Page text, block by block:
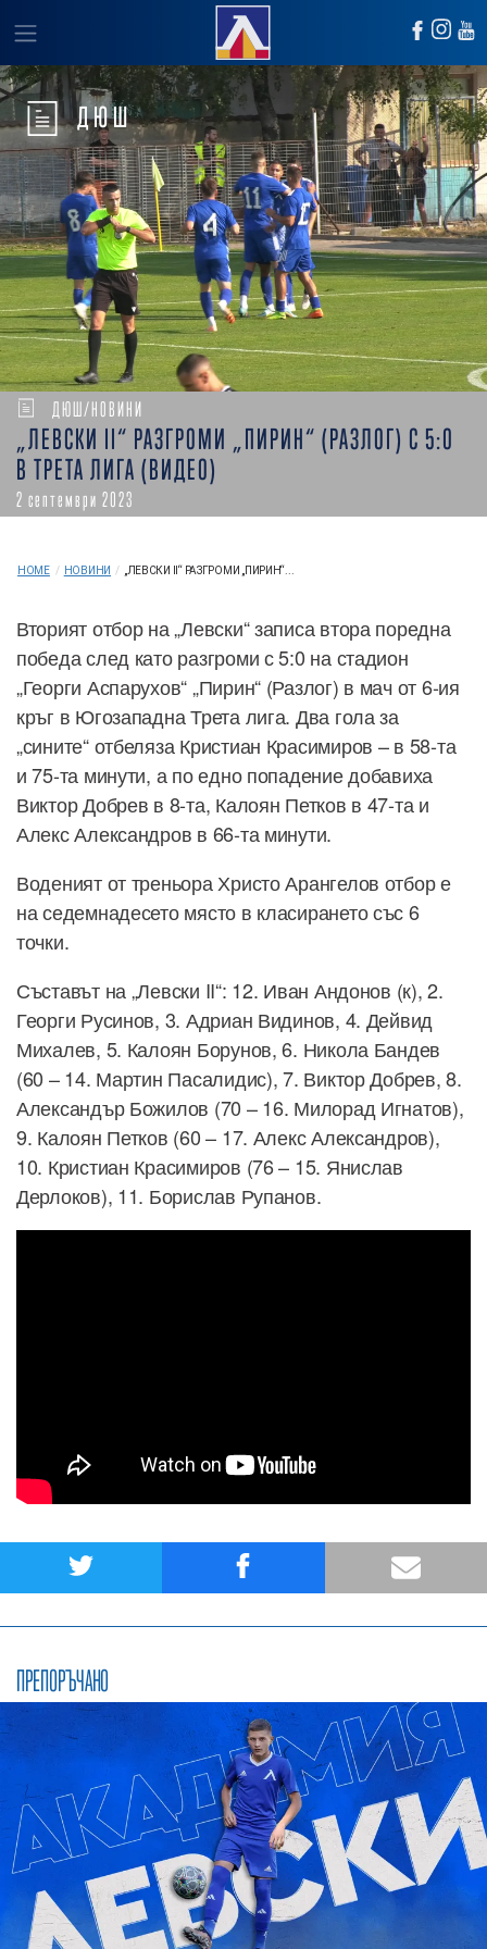
ДЮШ
ДЮШ/НОВИНИ
„ЛЕВСКИ II“ РАЗГРОМИ „ПИРИН“ (РАЗЛОГ) С 5:0
В ТРЕТА ЛИГА (ВИДЕО)
2 септември 2023
HOME / НОВИНИ / „ЛЕВСКИ II“ РАЗГРОМИ „ПИРИН“...
Вторият отбор на „Левски“ записа втора поредна
победа след като разгроми с 5:0 на стадион
„Георги Аспарухов“ „Пирин“ (Разлог) в мач от 6-ия
кръг в Югозападна Трета лига. Два гола за
„сините“ отбеляза Кристиан Красимиров – в 58-та
и 75-та минути, а по едно попадение добавиха
Виктор Добрев в 8-та, Калоян Петков в 47-та и
Алекс Александров в 66-та минути.
Воденият от треньора Христо Арангелов отбор е
на седемнадесето място в класирането със 6
точки.
Съставът на „Левски II“: 12. Иван Андонов (к), 2.
Георги Русинов, 3. Адриан Видинов, 4. Дейвид
Михалев, 5. Калоян Борунов, 6. Никола Бандев
(60 – 14. Мартин Пасалидис), 7. Виктор Добрев, 8.
Александър Божилов (70 – 16. Милорад Игнатов),
9. Калоян Петков (60 – 17. Алекс Александров),
10. Кристиан Красимиров (76 – 15. Янислав
Дерлоков), 11. Борислав Рупанов.
ПРЕПОРЪЧАНО